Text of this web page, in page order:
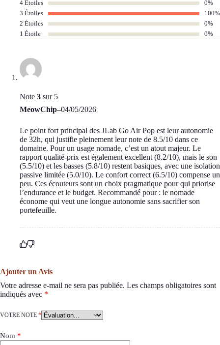
4 Étoiles
0%
3 Étoiles
100%
2 Étoiles
0%
1 Étoile
0%
Note 3 sur 5
MeowChip–04/05/2026
Le point fort principal des JLab Go Air Pop est leur autonomie
de 32h, qui justifie pleinement leur note de 8.5/10 dans ce
domaine. Pour un usage nomade, c’est un atout majeur. Le
rapport qualité-prix est également excellent (8.2/10), mais le son
(5.5/10) et les basses (5.8/10) restent basiques, avec une isolation
passive limitée (5.0/10). Le confort correct (6.5/10) compense un
peu. Ces écouteurs sont un choix pragmatique pour qui priorise
l’endurance et le budget. Recommandé pour : le nomade
économe qui veut une longue autonomie sans sacrifier son
portefeuille.
Ajouter un Avis
Votre adresse e-mail ne sera pas publiée. Les champs obligatoires sont
indiqués avec *
VOTRE NOTE *
Nom *